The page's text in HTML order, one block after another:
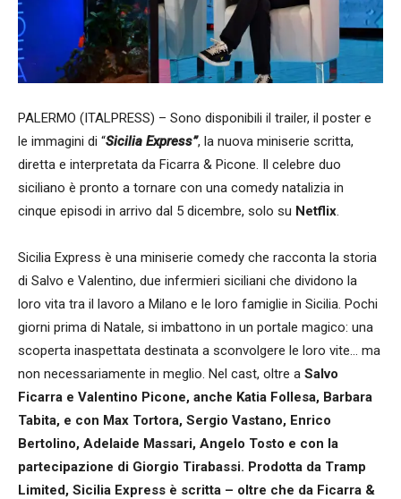
PALERMO (ITALPRESS) – Sono disponibili il trailer, il poster e
le immagini di “Sicilia Express”, la nuova miniserie scritta,
diretta e interpretata da Ficarra & Picone. Il celebre duo
siciliano è pronto a tornare con una comedy natalizia in
cinque episodi in arrivo dal 5 dicembre, solo su Netflix.
Sicilia Express è una miniserie comedy che racconta la storia
di Salvo e Valentino, due infermieri siciliani che dividono la
loro vita tra il lavoro a Milano e le loro famiglie in Sicilia. Pochi
giorni prima di Natale, si imbattono in un portale magico: una
scoperta inaspettata destinata a sconvolgere le loro vite… ma
non necessariamente in meglio. Nel cast, oltre a Salvo
Ficarra e Valentino Picone, anche Katia Follesa, Barbara
Tabita, e con Max Tortora, Sergio Vastano, Enrico
Bertolino, Adelaide Massari, Angelo Tosto e con la
partecipazione di Giorgio Tirabassi. Prodotta da Tramp
Limited, Sicilia Express è scritta – oltre che da Ficarra &